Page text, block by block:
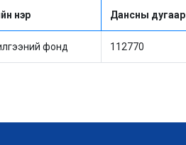
нэр Дансны дугаар
фонд 112770